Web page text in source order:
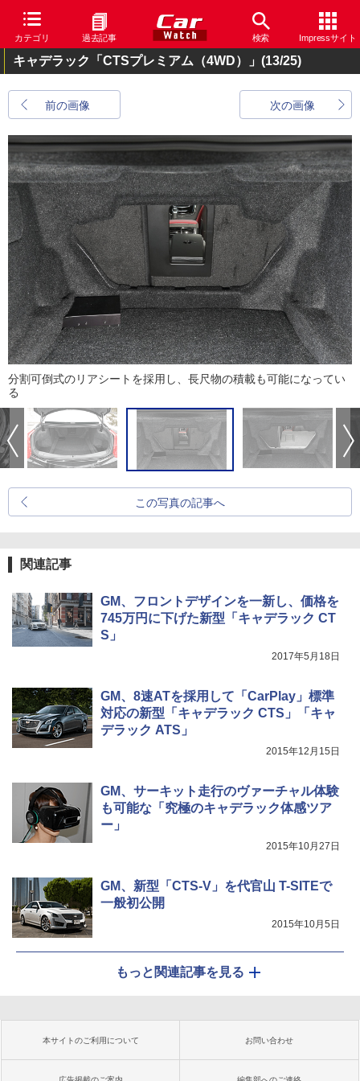
カテゴリ 過去記事 検索 Impressサイト
キャデラック「CTSプレミアム（4WD）」 (13/25)
前の画像 次の画像
分割可倒式のリアシートを採用し、長尺物の積載も可能になってい
る
この写真の記事へ
関連記事
GM、フロントデザインを一新し、価格を
745万円に下げた新型「キャデラック CT
S」
2017年5月18日
GM、8速ATを採用して「CarPlay」標準
対応の新型「キャデラック CTS」「キャ
デラック ATS」
2015年12月15日
GM、サーキット走行のヴァーチャル体験
も可能な「究極のキャデラック体感ツア
ー」
2015年10月27日
GM、新型「CTS-V」を代官山 T-SITEで
一般初公開
2015年10月5日
もっと関連記事を見る
本サイトのご利用について お問い合わせ